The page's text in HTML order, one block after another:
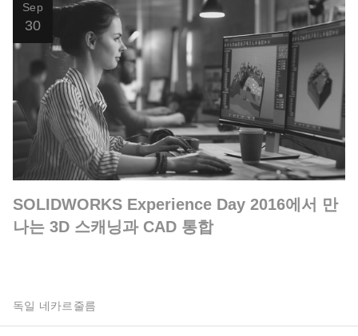
Sep
30
SOLIDWORKS Experience Day 2016에서 만
나는 3D 스캐닝과 CAD 통합
독일 네카르줄름